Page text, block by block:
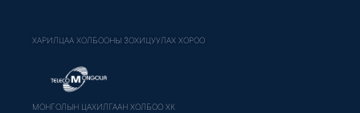
ХАРИЛЦАА ХОЛБООНЫ ЗОХИЦУУЛАХ ХОРОО
МОНГОЛЫН ЦАХИЛГААН ХОЛБОО ХК